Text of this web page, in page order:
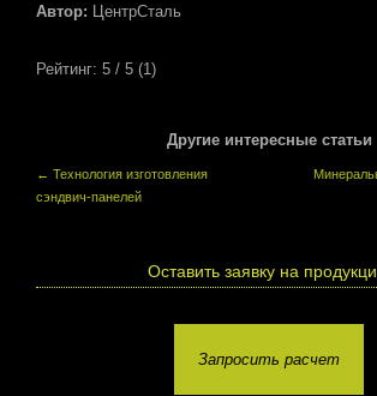
Автор: ЦентрСталь
Рейтинг: 5 / 5 (1)
Другие интересные статьи
← Технология изготовления
сэндвич-панелей
Оставить заявку на
Запросить расчет